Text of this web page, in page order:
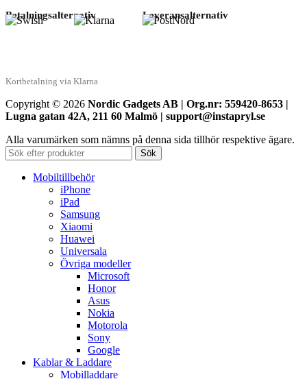
Betalningsalternativ
Kortbetalning via Klarna
Leveransalternativ
Copyright © 2026 Nordic Gadgets AB | Org.nr: 559420-8653 |
Lugna gatan 42A, 211 60 Malmö | support@instapryl.se
Alla varumärken som nämns på denna sida tillhör respektive ägare.
Sök
Mobiltillbehör
iPhone
iPad
Samsung
Xiaomi
Huawei
Universala
Övriga modeller
Microsoft
Honor
Asus
Nokia
Motorola
Sony
Google
Kablar & Laddare
Mobilladdare